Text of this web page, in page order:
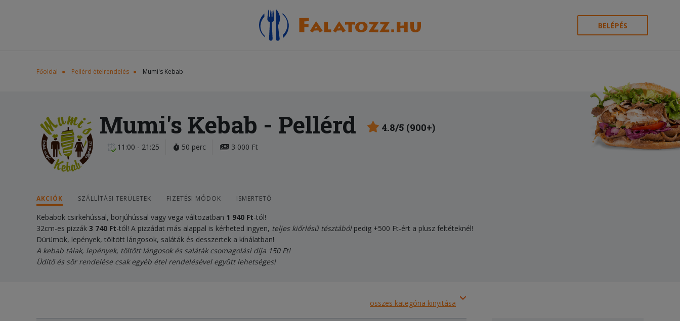
BELÉPÉS
Főoldal Pellérd ételrendelés Mumi's Kebab
Mumi's Kebab - Pellérd 4.8/5 (900+)
11:00 - 21:25 50 perc 3 000 Ft
AKCIÓK SZÁLLÍTÁSI TERÜLETEK FIZETÉSI MÓDOK ISMERTETŐ
Kebabok csirkehússal, borjúhússal vagy vega változatban 1 940 Ft-tól!
32cm-es pizzák 3 740 Ft-tól! A pizzádat más alappal is kérheted ingyen, teljes kiőrlésű tésztából pedig +500 Ft-ért a plusz feltéteknél!
Dürümök, lepények, töltött lángosok, saláták és desszertek a kínálatban!
A kebab tálak, lepények, töltött lángosok és saláták csomagolási díja 150 Ft!
Üdítő és sör rendelése csak egyéb étel rendelésével együtt lehetséges!
összes kategória kinyitása